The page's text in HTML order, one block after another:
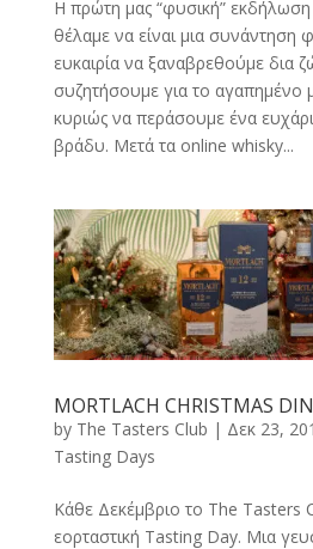
Η πρώτη μας “φυσική”
θέλαμε να είναι μια συνάντηση
ευκαιρία να ξαναβρεθούμε δια
συζητήσουμε για το αγαπημένο
κυριώς να περάσουμε ένα
βράδυ. Μετά τα online whisky...
MORTLACH CHRISTMAS
by The Tasters Club | Δεκ 23,
Tasting Days
Kάθε Δεκέμβριο το The Tasters
εορταστική Tasting Day. Μια